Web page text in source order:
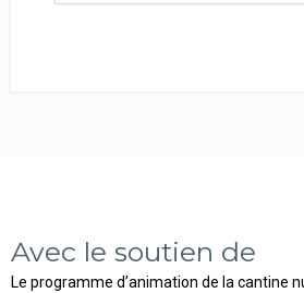
Avec le soutien de
Le programme d’animation de la cantine